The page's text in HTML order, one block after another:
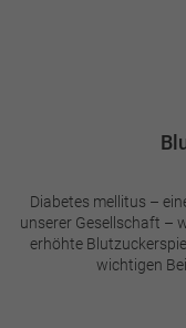
Diabetes mellitus –
unserer Gesellschaft –
erhöhte
wichtigen